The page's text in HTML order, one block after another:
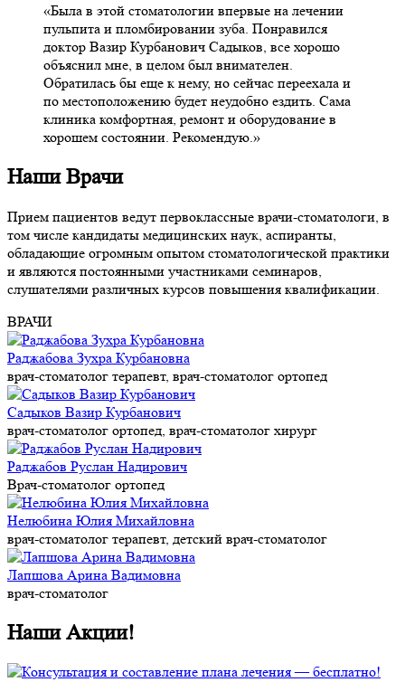
Была в этой стоматологии впервые на лечении
пульпита и пломбировании зуба. Понравился
доктор Вазир Курбанович Садыков, все хорошо
объяснил мне, в целом был внимателен.
Обратилась бы еще к нему, но сейчас переехала и
по местоположению будет неудобно ездить. Сама
клиника комфортная, ремонт и оборудование в
хорошем состоянии. Рекомендую.
НашиВрачи
Прием пациентов ведут первоклассные врачи-стоматологи, в
том числе кандидаты медицинских наук, аспиранты,
обладающие огромным опытом стоматологической практики
и являются постоянными участниками семинаров,
слушателями различных курсов повышения квалификации.
ВРАЧИ
Раджабова Зухра Курбановна
врач-стоматолог терапевт, врач-стоматолог ортопед
Садыков Вазир Курбанович
врач-стоматолог ортопед, врач-стоматолог хирург
Раджабов Руслан Надирович
Врач-стоматолог ортопед
Нелюбина Юлия Михайловна
врач-стоматолог терапевт, детский врач-стоматолог
Лапшова Арина Вадимовна
врач-стоматолог
Наши Акции!